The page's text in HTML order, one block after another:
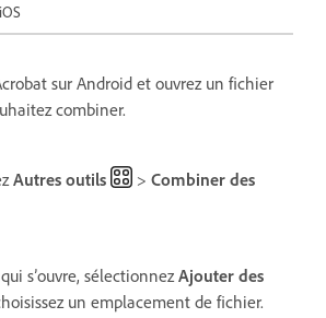
iOS
sur Android et ouvrez un fichier
combiner.
Autres outils > Combiner des
s’ouvre, sélectionnezAjouter des
un emplacement de fichier.